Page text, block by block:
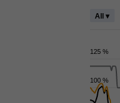
100 %
125 %
All ▾